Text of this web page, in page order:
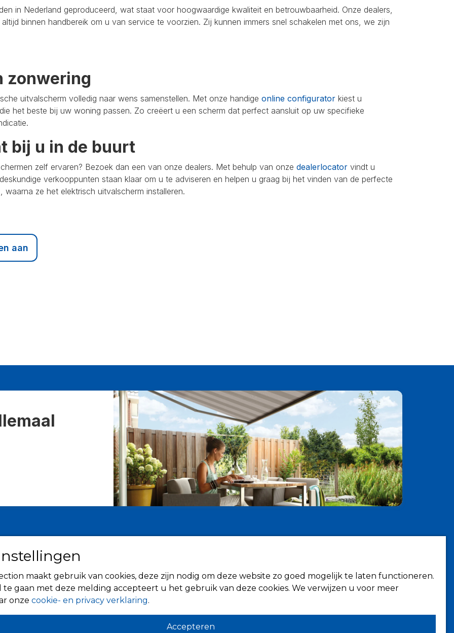
in Nederland geproduceerd, wat staat voor hoogwaardige kwaliteit en betrouwbaarheid. Onze dealers,
binnen handbereik om u van service te voorzien. Zij kunnen immers snel schakelen met ons, we zijn
zonwering
uitvalscherm volledig naar wens samenstellen. Met onze handige online configurator kiest u
het beste bij uw woning passen. Zo creëert u een scherm dat perfect aansluit op uw specifieke
bij u in de buurt
zelf ervaren? Bezoek dan een van onze dealers. Met behulp van onze dealerlocator vindt u
verkooppunten staan klaar om u te adviseren en helpen u graag bij het vinden van de perfecte
ze het elektrisch uitvalscherm installeren.
aan
Over ons
Tips
Verkooppunten
Uitvalschermen
Rolluiken
Terrasoverkapping
Volg ons op
maakt gebruik van cookies, deze zijn nodig om deze website zo goed mogelijk te laten functioneren.
te gaan met deze melding accepteert u het gebruik van deze cookies. We verwijzen u voor meer
onze cookie- en privacy verklaring.
Accepteren